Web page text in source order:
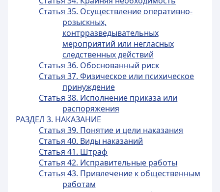
Статья 35. Осуществление оперативно-
розыскных,
контрразведывательных
мероприятий или негласных
следственных действий
Статья 36. Обоснованный риск
Статья 37. Физическое или психическое
принуждение
Статья 38. Исполнение приказа или
распоряжения
РАЗДЕЛ 3. НАКАЗАНИЕ
Статья 39. Понятие и цели наказания
Статья 40. Виды наказаний
Статья 41. Штраф
Статья 42. Исправительные работы
Статья 43. Привлечение к общественным
работам